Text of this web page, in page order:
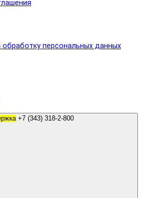
обработку персональных данных
+7 (343) 318-2-800